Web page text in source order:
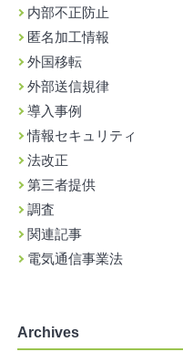
内部不正防止
匿名加工情報
外国移転
外部送信規律
導入事例
情報セキュリティ
法改正
第三者提供
調査
関連記事
電気通信事業法
Archives